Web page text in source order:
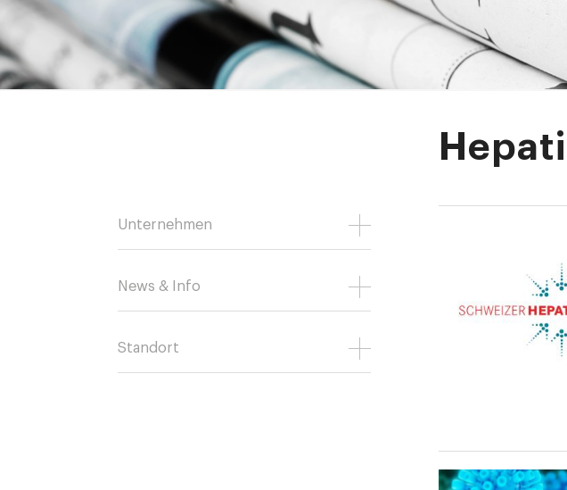
Unternehmen
News & Info
Standort